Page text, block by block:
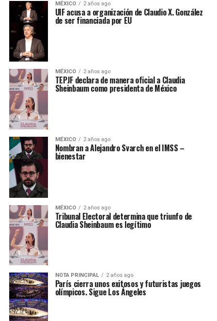
MÉXICO 2 años ago
UIF acusa a organización de Claudio X. González
de ser financiada por EU
MÉXICO 2 años ago
TEPJF declara de manera oficial a Claudia
Sheinbaum como presidenta de México
MÉXICO 2 años ago
Nombran a Alejandro Svarch en el IMSS –
bienestar
MÉXICO 2 años ago
Tribunal Electoral determina que triunfo de
Claudia Sheinbaum es legítimo
NOTA PRINCIPAL 2 años ago
París cierra unos exitosos y futuristas juegos
olímpicos. Sigue Los Ángeles